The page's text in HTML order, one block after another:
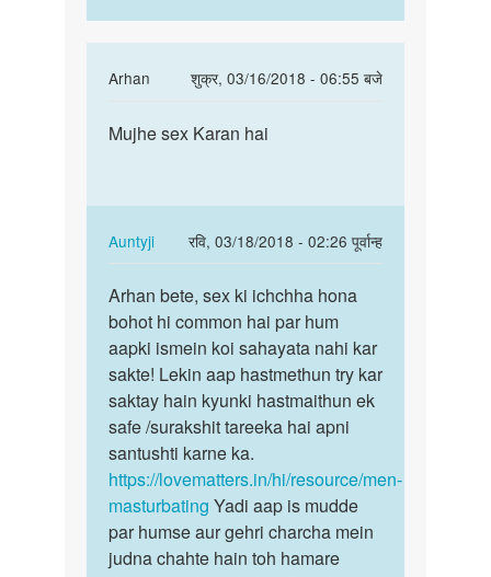
Arhan
शुक्र, 03/16/2018 - 06:55 बजे
to
Hum
apki
kya
by
Auntyji
Mujhe
hai
Mujhe sex Karan hai
Auntyji
रवि, 03/18/2018 - 02:26 पूर्वान्ह
In
reply
to
Mujhe
sex
Karan
hai
by
Arhan
Arhan
bete,
sex
ki
ichchha…
Arhan bete, sex ki ichchha hona
bohot hi common hai par hum
aapki ismein koi sahayata nahi kar
sakte! Lekin aap hastmethun try kar
saktay hain kyunki hastmaithun ek
safe /surakshit tareeka hai apni
santushti karne ka.
https://lovematters.in/hi/resource/men-
masturbating Yadi aap is mudde
par humse aur gehri charcha mein
judna chahte hain toh hamare